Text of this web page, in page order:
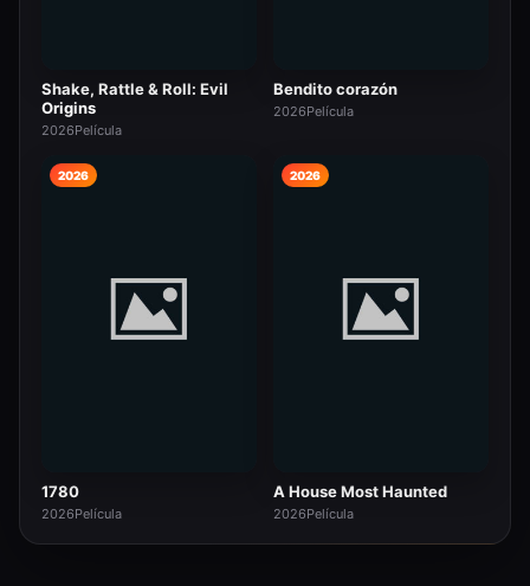
Shake, Rattle & Roll: Evil
Origins
2026Película
Bendito corazón
2026Película
2026
1780
2026Película
2026
A House Most Haunted
2026Película